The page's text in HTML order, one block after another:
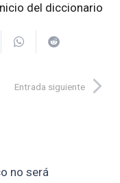
del diccionario
Entrada siguiente
no será